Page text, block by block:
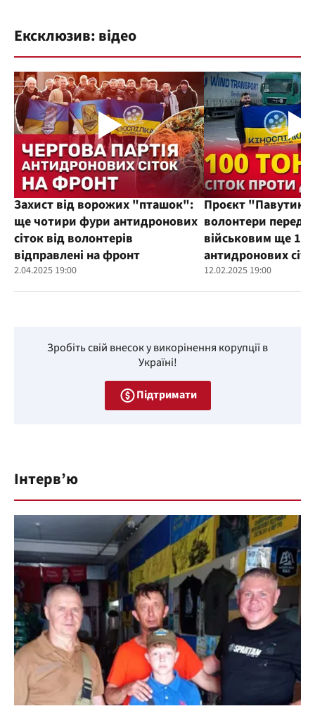
Ексклюзив: відео
Захист від ворожих "пташок":
ще чотири фури антидронових
сіток від волонтерів
відправлені на фронт
2.04.2025 19:00
Проєкт
волонтери
військовим ще
антидронових
12.02.2025 19:00
Зробіть свій внесок у викорінення корупції в
Україні!
Підтримати
Інтерв’ю